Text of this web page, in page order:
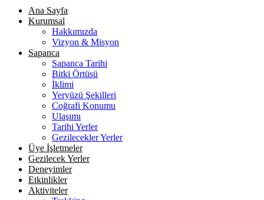
Ana Sayfa
Kurumsal
Hakkımızda
Vizyon & Misyon
Sapanca
Sapanca Tarihi
Bitki Örtüsü
İklimi
Yeryüzü Şekilleri
Coğrafi Konumu
Ulaşımı
Tarihi Yerler
Gezilecekler Yerler
Üye İşletmeler
Gezilecek Yerler
Deneyimler
Etkinlikler
Aktiviteler